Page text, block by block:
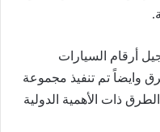
أرقام السيارات
وايضاً تم تنفيذ مجموعة
ذات الأهمية الدولية